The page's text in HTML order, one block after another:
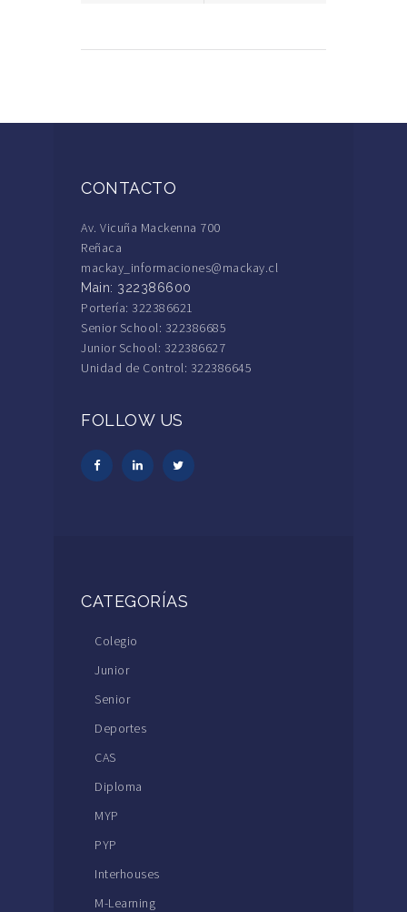
CONTACTO
Av. Vicuña Mackenna 700
Reñaca
mackay_informaciones@mackay.cl
Main: 322386600
Portería: 322386621
Senior School: 322386685
Junior School: 322386627
Unidad de Control: 322386645
FOLLOW US
CATEGORÍAS
Colegio
Junior
Senior
Deportes
CAS
Diploma
MYP
PYP
Interhouses
M-Learning